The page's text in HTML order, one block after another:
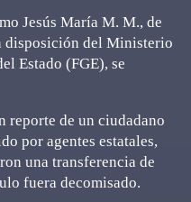
Jesús María M. M., de
disposición del Ministerio
Estado (FGE), se
reporte de un ciudadano
por agentes estatales,
una transferencia de
fuera decomisado.